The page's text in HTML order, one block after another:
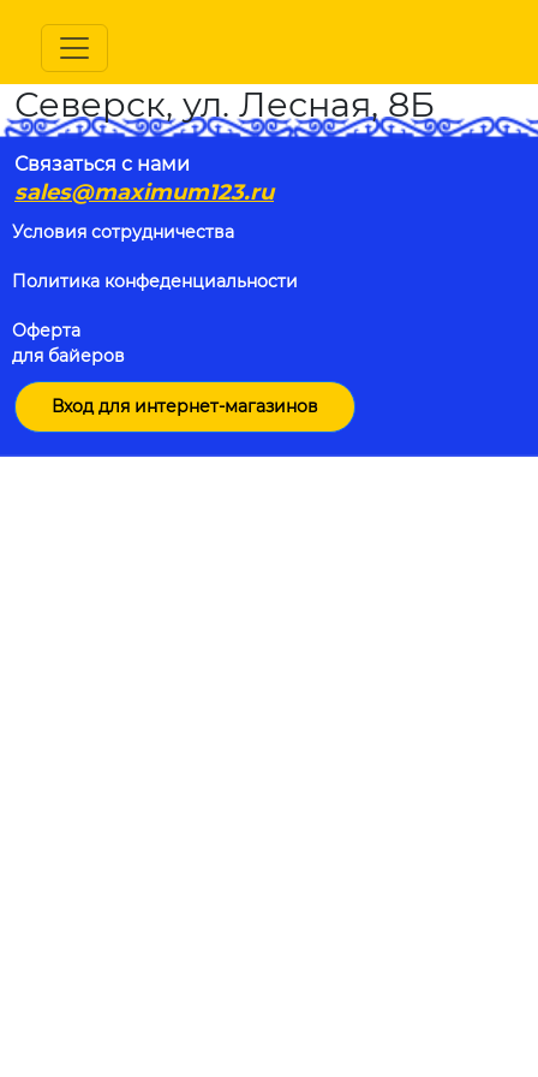
Северск, ул. Лесная, 8Б
Связаться с нами
sales@maximum123.ru
Условия сотрудничества
Политика конфеденциальности
Оферта
для байеров
Вход для интернет-магазинов